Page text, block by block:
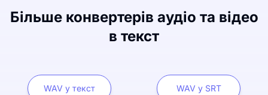
Більше конвертерів аудіо та відео
в текст
WAV у текст WAV у SRT